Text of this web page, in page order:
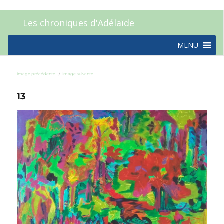
Les chroniques d'Adélaïde
MENU
Image précédente Image suivante
13